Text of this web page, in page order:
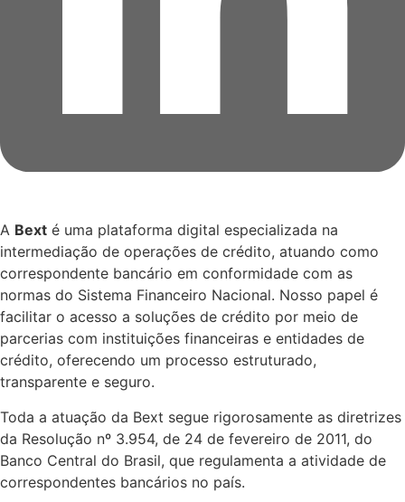
A Bext é uma plataforma digital especializada na
intermediação de operações de crédito, atuando como
correspondente bancário em conformidade com as
normas do Sistema Financeiro Nacional. Nosso papel é
facilitar o acesso a soluções de crédito por meio de
parcerias com instituições financeiras e entidades de
crédito, oferecendo um processo estruturado,
transparente e seguro.
Toda a atuação da Bext segue rigorosamente as diretrizes
da Resolução nº 3.954, de 24 de fevereiro de 2011, do
Banco Central do Brasil, que regulamenta a atividade de
correspondentes bancários no país.